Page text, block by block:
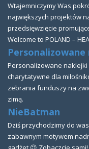
Wtajemniczymy Was
największych projektów
przedsięwzięcie
Welcome to POLAND –
Personalizowane naklejki
charytatywne dla
zebrania funduszy na
zimą.
NieBatman
Dziś przychodzimy do
zabawnym motywem